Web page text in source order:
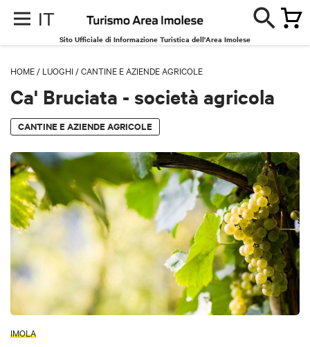
IT
Sito Ufficiale di Informazione Turistica dell'Area Imolese
HOME / LUOGHI /CANTINE E AZIENDE AGRICOLE
Ca' Bruciata - società agricola
CANTINE E AZIENDE AGRICOLE
IMOLA